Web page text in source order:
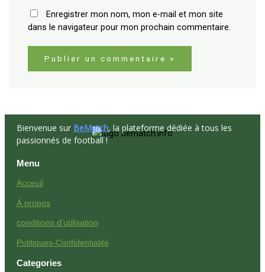
Enregistrer mon nom, mon e-mail et mon site
dans le navigateur pour mon prochain commentaire.
Bienvenue sur BeMatch, la plateforme dédiée à tous les
passionnés de football !
Menu
Acceuil
À propos
conditions d'utilisation
Politiques-Confidentialité
Categories